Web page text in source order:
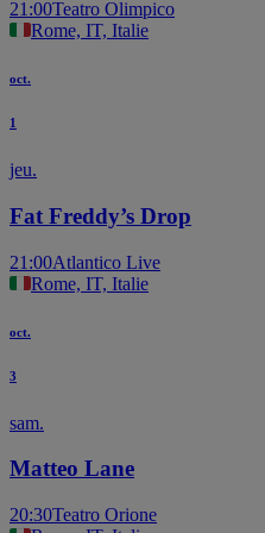
21:00Teatro Olimpico
Rome, IT, Italie
oct.
1
jeu.
Fat Freddy’s Drop
21:00Atlantico Live
Rome, IT, Italie
oct.
3
sam.
Matteo Lane
20:30Teatro Orione